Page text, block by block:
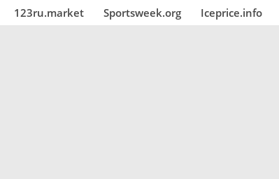
123ru.market Sportsweek.org Iceprice.info